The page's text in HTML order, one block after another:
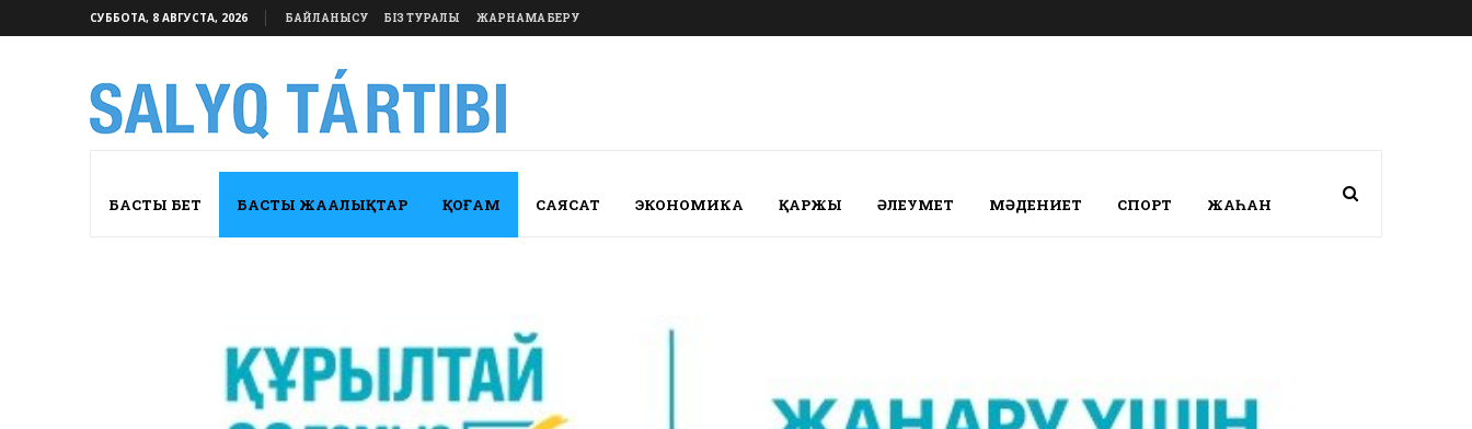
СУББОТА, 8 АВГУСТА, 2026 БАЙЛАНЫСУ БІЗ ТУРАЛЫ ЖАРНАМА БЕРУ
БАСТЫ БЕТ БАСТЫ ЖАҢАЛЫҚТАР ҚОҒАМ САЯСАТ ЭКОНОМИКА ҚАРЖЫ ӘЛЕУМЕТ МӘДЕНИЕТ СПОРТ ЖАҺАН